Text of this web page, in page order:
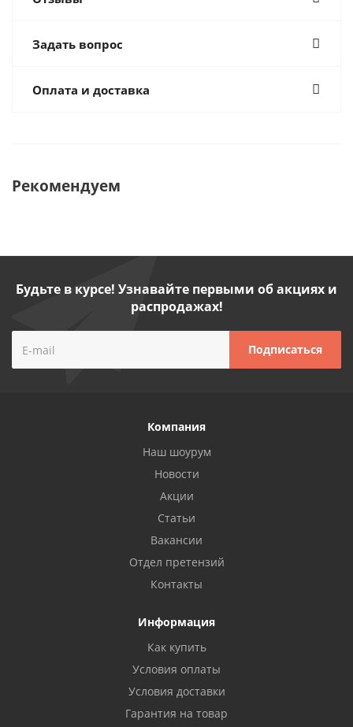
Задать вопрос
Оплата и доставка
Рекомендуем
Будьте в курсе! Узнавайте первыми об акциях и
распродажах!
Компания
Наш шоурум
Новости
Акции
Статьи
Вакансии
Отдел претензий
Контакты
Информация
Как купить
Условия оплаты
Условия доставки
Гарантия на товар